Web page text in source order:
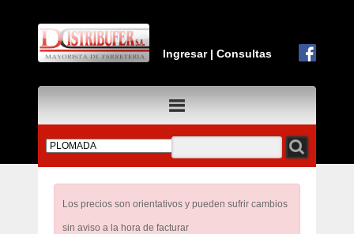
Ingresar|Consultas
Los precios son orientativos y pueden sufrir cambios
sin aviso a la hora de facturar